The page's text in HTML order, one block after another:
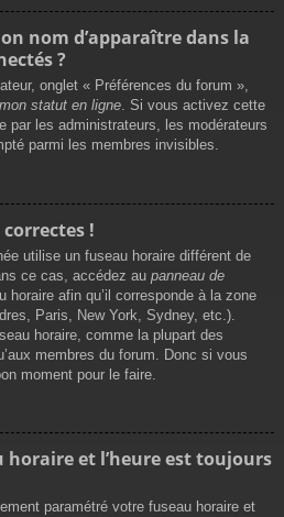
nom d’apparaître dans la
?
onglet « Préférences du forum »,
statut en ligne. Si vous activez cette
par les administrateurs, les modérateurs
parmi les membres invisibles.
!
utilise un fuseau horaire différent de
ce cas, accédez au panneau de
afin qu’il corresponde à la zone
Paris, New York, Sydney, etc.).
horaire, comme la plupart des
membres du forum. Donc si vous
moment pour le faire.
horaire et l’heure est toujours
paramétré votre fuseau horaire et